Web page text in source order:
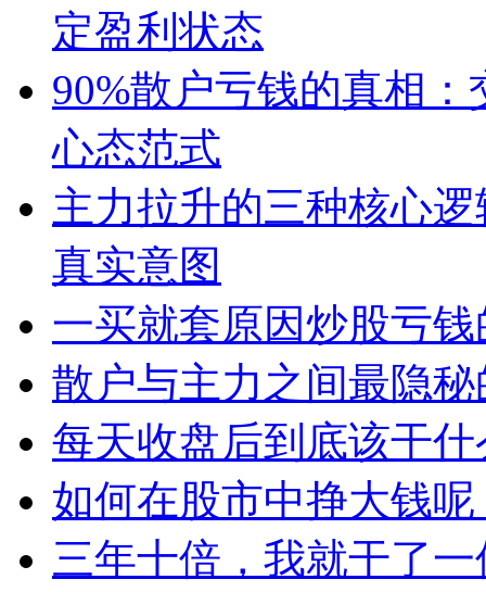
定盈利状态
90%散户亏钱的真相
心态范式
主力拉升的三种核心
真实意图
一买就套原因炒股亏
散户与主力之间最隐
每天收盘后到底该干什
如何在股市中挣大钱呢
三年十倍，我就干了